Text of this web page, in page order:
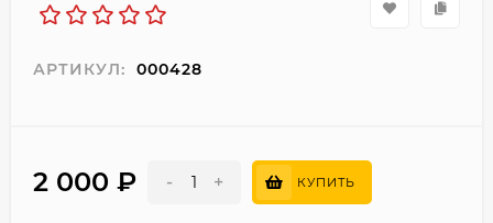
АРТИКУЛ: 000428
2 000 ₽ - + КУПИТЬ